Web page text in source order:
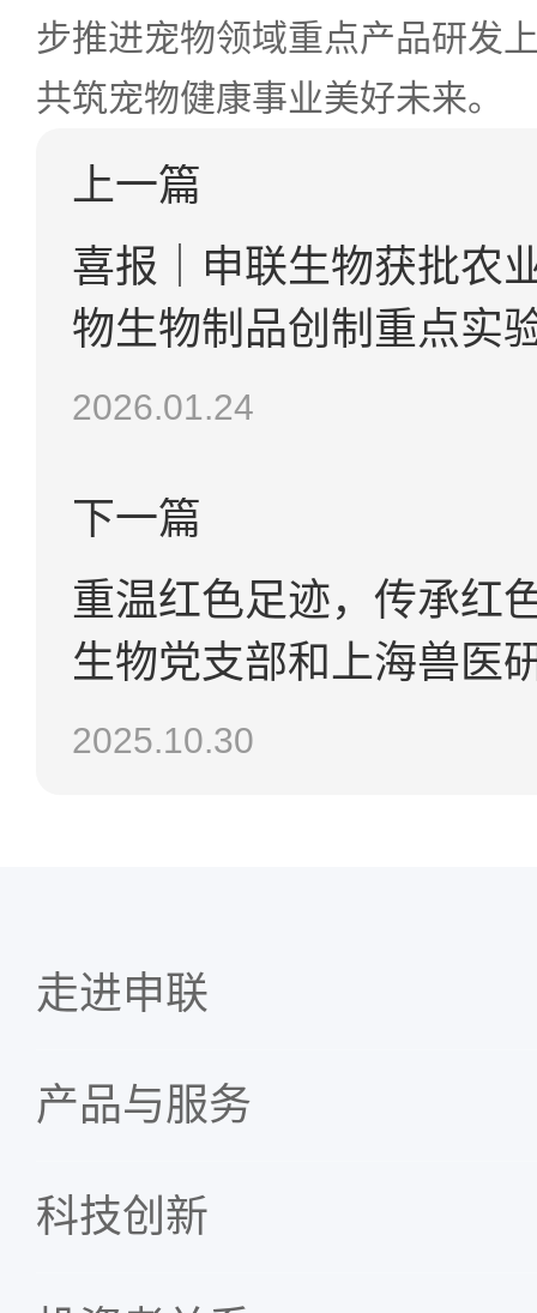
步推进宠物领域重点产品研发
共筑宠物健康事业美好未来。
上一篇
喜报｜申联生物获批农
物生物制品创制重点实
2026.01.24
下一篇
重温红色足迹，传承
生物党支部和上海兽医
共建活动
2025.10.30
走进申联
产品与服务
科技创新